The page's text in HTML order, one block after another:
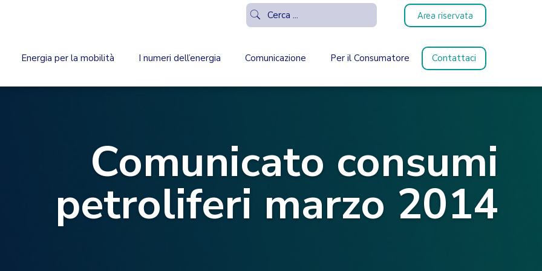
Area riservata
Energia per la mobilità I numeri dell’energia Comunicazione Per il Consumatore Contattaci
Comunicato consumi
petroliferi marzo 2014